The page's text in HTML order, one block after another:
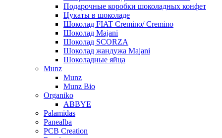
Подарочные коробки шоколадных конфет
Цукаты в шоколаде
Шоколад FIAT Cremino/ Cremino
Шоколад Majani
Шоколад SCORZA
Шоколад жандужа Majani
Шоколадные яйца
Munz
Munz
Munz Bio
Organiko
ABBYE
Palamidas
Panealba
PCB Creation